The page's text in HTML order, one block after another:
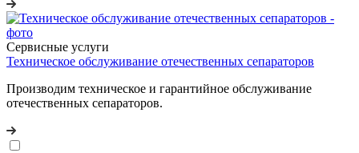
Сервисные услуги
Техническое обслуживание отечественных сепараторов
Производим техническое и гарантийное обслуживание
отечественных сепараторов.